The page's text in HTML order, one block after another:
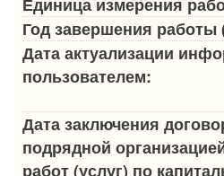
Год завершения работы
Дата актуализации
пользователем:
Дата заключения
подрядной
работ (услуг) по